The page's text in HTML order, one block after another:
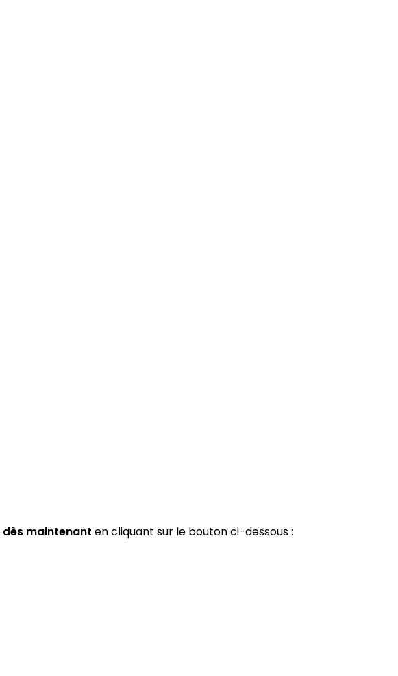
dès maintenant en cliquant sur le bouton ci-dessous :